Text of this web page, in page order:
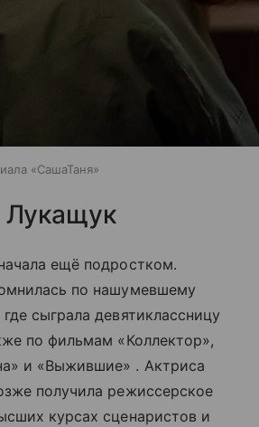
«СашаТаня»
Лукащук
ещё подростком.
по нашумевшему
сыграла девятиклассницу
по фильмам «Коллектор»,
и «Выжившие» . Актриса
получила режиссерское
курсах сценаристов и